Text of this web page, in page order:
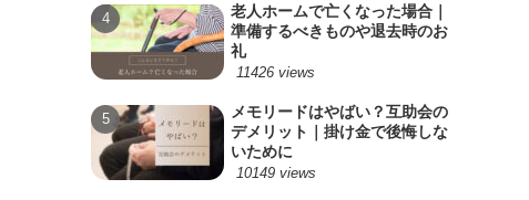
老人ホームで亡くなった場合｜
準備するべきものや退去時のお
礼
11426 views
メモリードはやばい？互助会の
デメリット｜掛け金で後悔しな
いために
10149 views